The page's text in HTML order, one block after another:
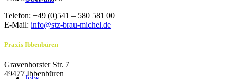
Telefon: +49 (0)541 – 580 581 00
E-Mail: info@stz-brau-michel.de
Praxis Ibbenbüren
Gravenhorster Str. 7
49477 Ibbenbüren